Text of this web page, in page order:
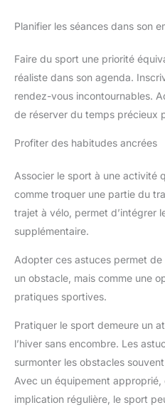
Planifier les séances dans son
Faire du sport une priorité
réaliste dans son agenda.
rendez-vous incontournables.
de réserver du temps précieux
Profiter des habitudes ancrées
Associer le sport à une activité
comme troquer une partie du
trajet à vélo, permet d’intégrer
supplémentaire.
Adopter ces astuces permet de
un obstacle, mais comme une
pratiques sportives.
Pratiquer le sport demeure un
l’hiver sans encombre. Les
surmonter les obstacles
Avec un équipement
implication régulière, le sport